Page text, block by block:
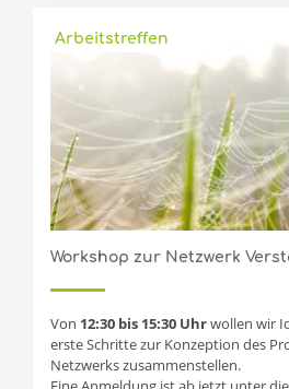
Workshop zur Netzwerk
Von 12:30 bis 15:30 Uhrwollen wir
erste Schritte zur Konzeption des
Netzwerks zusammenstellen.
Arbeitstreffen